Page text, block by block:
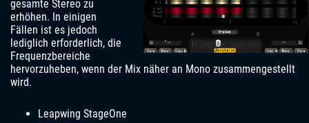
gesamte Stereo zu
erhöhen. In einigen
Fällen ist es jedoch
lediglich erforderlich, die
Frequenzbereiche
hervorzuheben, wenn der Mix näher an Mono zusammengestellt
wird.
Leapwing StageOne